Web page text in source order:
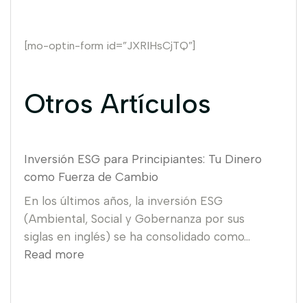
[mo-optin-form id=”JXRIHsCjTQ”]
Otros Artículos
Inversión ESG para Principiantes: Tu Dinero
como Fuerza de Cambio
En los últimos años, la inversión ESG
(Ambiental, Social y Gobernanza por sus
siglas en inglés) se ha consolidado como…
Read more